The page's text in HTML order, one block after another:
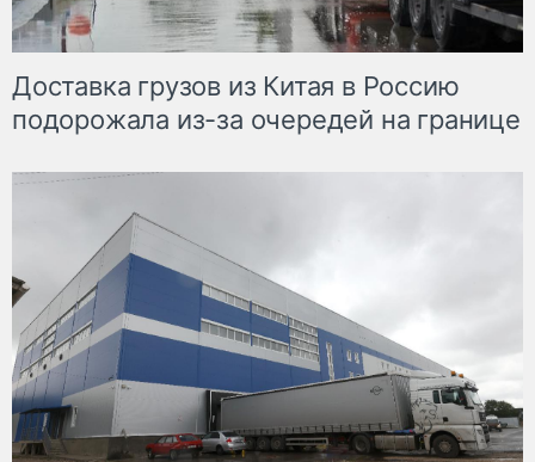
Доставка грузов из Китая в Россию
подорожала из-за очередей на границе